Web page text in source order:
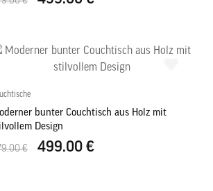
bunter Couchtisch aus Holz mit
Design
€ 499.00 €